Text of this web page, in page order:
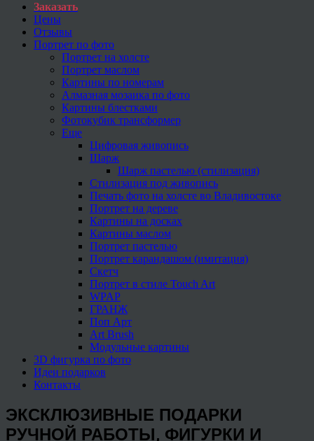
Заказать
Цены
Отзывы
Портрет по фото
Портрет на холсте
Портрет маслом
Картины по номерам
Алмазная мозаика по фото
Картины блестками
Фотокубик трансформер
Еще
Цифровая живопись
Шарж
Шарж пастелью (стилизация)
Стилизация под живопись
Печать фото на холсте во Владивостоке
Портрет на дереве
Картины на досках
Картины маслом
Портрет пастелью
Портрет карандашом (имитация)
Скетч
Портрет в стиле Touch Art
WPAP
ГРАНЖ
Поп Арт
Art Brush
Модульные картины
3D фигурка по фото
Идеи подарков
Контакты
ЭКСКЛЮЗИВНЫЕ ПОДАРКИ
РУЧНОЙ РАБОТЫ, ФИГУРКИ И